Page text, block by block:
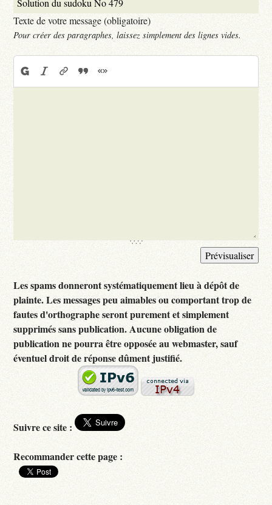
Texte de votre message (obligatoire)
Pour créer des paragraphes, laissez simplement des lignes vides.
Les spams donneront systématiquement lieu à dépôt de
plainte. Les messages peu aimables ou comportant trop de
fautes d'orthographe seront purement et simplement
supprimés sans publication. Aucune obligation de
publication ne pourra être opposée au webmaster, sauf
éventuel droit de réponse dûment justifié.
Suivre ce site :
Recommander cette page :